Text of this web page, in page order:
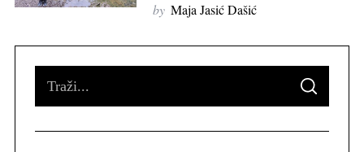
by Maja Jasić Dašić
S
A
C